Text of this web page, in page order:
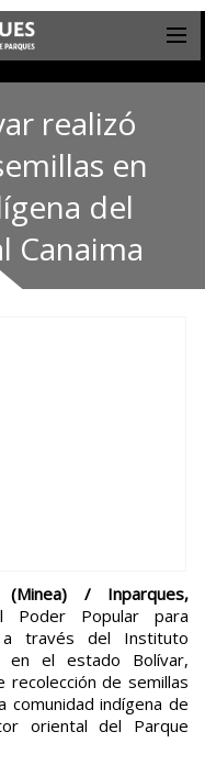
realizó
en
del
Canaima
(Minea) / Inparques,
Poder Popular para
a través del Instituto
en el estado Bolívar,
de semillas
comunidad indígena de
oriental del Parque